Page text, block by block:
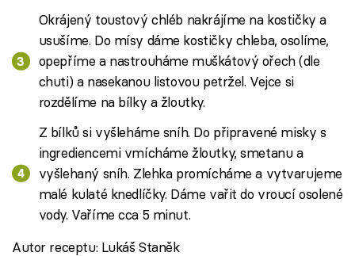
Okrájený toustový chléb nakrájíme na kostičky a
usušíme. Do mísy dáme kostičky chleba, osolíme,
opepříme a nastrouháme muškátový ořech (dle
chuti) a nasekanou listovou petržel. Vejce si
rozdělíme na bílky a žloutky.
Z bílků si vyšleháme sníh. Do připravené misky s
ingrediencemi vmícháme žloutky, smetanu a
vyšlehaný sníh. Zlehka promícháme a vytvarujeme
malé kulaté knedlíčky. Dáme vařit do vroucí osolené
vody. Vaříme cca 5 minut.
Autor receptu: Lukáš Staněk